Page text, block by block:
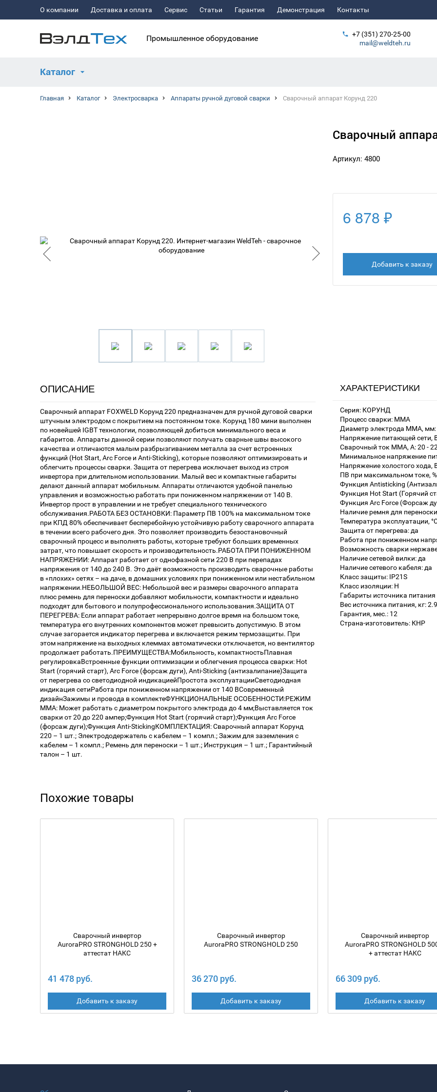
О компании Доставка и оплата Сервис Статьи Гарантия Демонстрация Контакты
Промышленное оборудование
+7 (351) 270-25-00
mail@weldteh.ru
Каталог
Главная Каталог Электросварка Аппараты ручной дуговой сварки Сварочный аппарат Корунд 220
Сварочный
Артикул: 4800
6 878 ₽
Добавить к заказу
ОПИСАНИЕ
Сварочный аппарат FOXWELD Корунд 220 предназначен для ручной дуговой сварки
штучным электродом с покрытием на постоянном токе. Корунд 180 мини выполнен
по новейшей IGBT технологии, позволяющей добиться минимального веса и
габаритов. Аппараты данной серии позволяют получать сварные швы высокого
качества и отличаются малым разбрызгиванием металла за счет встроенных
функций (Hot Start, Arc Force и Anti-Sticking), которые позволяют оптимизировать и
облегчить процессы сварки. Защита от перегрева исключает выход из строя
инвертора при длительном использовании. Малый вес и компактные габариты
делают данный аппарат мобильным. Аппараты отличаются удобной панелью
управления и возможностью работать при пониженном напряжении от 140 В.
Инвертор прост в управлении и не требует специального технического
обслуживания.РАБОТА БЕЗ ОСТАНОВКИ: Параметр ПВ 100% на максимальном токе
при КПД 80% обеспечивает бесперебойную устойчивую работу сварочного аппарата
в течении всего рабочего дня. Это позволяет производить безостановочный
сварочный процесс и выполнять работы, которые требуют больших временных
затрат, что повышает скорость и производительность.РАБОТА ПРИ ПОНИЖЕННОМ
НАПРЯЖЕНИИ: Аппарат работает от однофазной сети 220 В при перепадах
напряжения от 140 до 240 В. Это даёт возможность производить сварочные работы
в «плохих» сетях – на даче, в домашних условиях при пониженном или нестабильном
напряжении.НЕБОЛЬШОЙ ВЕС: Небольшой вес и размеры сварочного аппарата
плюс ремень для переноски добавляют мобильности, компактности и идеально
подходят для бытового и полупрофессионального использования.ЗАЩИТА ОТ
ПЕРЕГРЕВА: Если аппарат работает непрерывно долгое время на большом токе,
температура его внутренних компонентов может превысить допустимую. В этом
случае загорается индикатор перегрева и включается режим термозащиты. При
этом напряжение на выходных клеммах автоматически отключается, но вентилятор
продолжает работать.ПРЕИМУЩЕСТВА:Мобильность, компактностьПлавная
регулировкаВстроенные функции оптимизации и облегчения процесса сварки: Hot
Start (горячий старт), Arc Force (форсаж дуги), Anti-Sticking (антизалипание)Защита
от перегрева со светодиодной индикациейПростота эксплуатацииСветодиодная
индикация сетиРабота при пониженном напряжении от 140 ВСовременный
дизайнЗажимы и провода в комплектеФУНКЦИОНАЛЬНЫЕ ОСОБЕННОСТИ:РЕЖИМ
MMA: Может работать с диаметром покрытого электрода до 4 мм;Выставляется ток
сварки от 20 до 220 ампер;Функция Hot Start (горячий старт);Функция Arc Force
(форсаж дуги);Функция Anti-StickingКОМПЛЕКТАЦИЯ: Сварочный аппарат Корунд
220 – 1 шт.; Электрододержатель с кабелем – 1 компл.; Зажим для заземления с
кабелем – 1 компл.; Ремень для переноски – 1 шт.; Инструкция – 1 шт.; Гарантийный
талон – 1 шт.
ХАРАКТЕРИСТИКИ
Серия: КОРУНД
Процесс сварки: MMA
Диаметр электрода MMA, мм:
Напряжение питающей сети,
Сварочный ток MMA, А: 20 -
Минимальное напряжение
Напряжение холостого хода,
ПВ при максимальном токе,
Функция Antisticking
Функция Hot Start (Горячий
Функция Arc Force (Форсаж
Наличие ремня для
Температура эксплуатации,
Защита от перегрева: да
Работа при пониженном
Возможность сварки
Наличие сетевой вилки: да
Наличие сетевого кабеля: да
Класс защиты: IP21S
Класс изоляции: H
Габариты источника
Вес источника питания, кг: 2.9
Гарантия, мес.: 12
Страна-изготовитель: КНР
Похожие товары
Сварочный инвертор
AuroraPRO STRONGHOLD 250 +
аттестат НАКС
41 478 руб.
Добавить к заказу
Сварочный инвертор
AuroraPRO STRONGHOLD 250
36 270 руб.
Добавить к заказу
Сварочный инвертор
AuroraPRO STRONGHOLD
+ аттестат НАКС
66 309 руб.
Добавить к заказу